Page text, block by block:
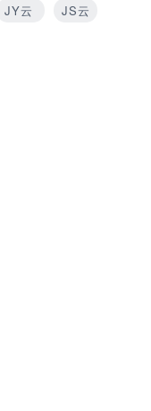
JY云
JS云